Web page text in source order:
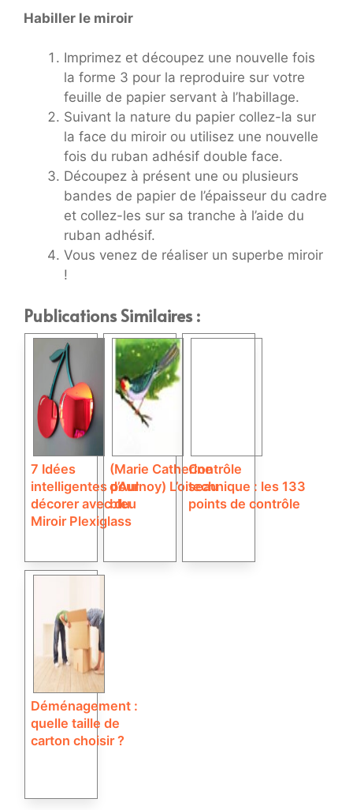
Habiller le miroir
Imprimez et découpez une nouvelle fois
la forme 3 pour la reproduire sur votre
feuille de papier servant à l’habillage.
Suivant la nature du papier collez-la sur
la face du miroir ou utilisez une nouvelle
fois du ruban adhésif double face.
Découpez à présent une ou plusieurs
bandes de papier de l’épaisseur du cadre
et collez-les sur sa tranche à l’aide du
ruban adhésif.
Vous venez de réaliser un superbe miroir
!
Publications Similaires :
7 Idées
intelligentes pour
décorer avec du
Miroir Plexiglass
(Marie Catherine
d’Aulnoy) L’oiseau
bleu
Contrôle
technique : les 133
points de contrôle
Déménagement :
quelle taille de
carton choisir ?